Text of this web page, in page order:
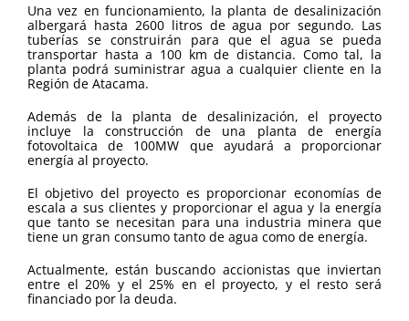
Una vez en funcionamiento, la planta de desalinización
albergará hasta 2600 litros de agua por segundo. Las
tuberías se construirán para que el agua se pueda
transportar hasta a 100 km de distancia. Como tal, la
planta podrá suministrar agua a cualquier cliente en la
Región de Atacama.
Además de la planta de desalinización, el proyecto
incluye la construcción de una planta de energía
fotovoltaica de 100MW que ayudará a proporcionar
energía al proyecto.
El objetivo del proyecto es proporcionar economías de
escala a sus clientes y proporcionar el agua y la energía
que tanto se necesitan para una industria minera que
tiene un gran consumo tanto de agua como de energía.
Actualmente, están buscando accionistas que inviertan
entre el 20% y el 25% en el proyecto, y el resto será
financiado por la deuda.